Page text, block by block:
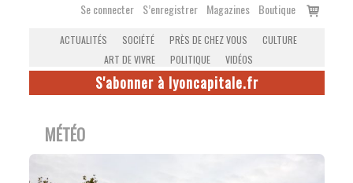
Se connecter S’enregistrer Magazines Boutique
Voir
ACTUALITÉS SOCIÉTÉ PRÈS DE CHEZ VOUS
CULTURE
ART DE VIVRE
POLITIQUE VIDÉOS
S'abonner à lyoncapitale.fr
MÉTÉO